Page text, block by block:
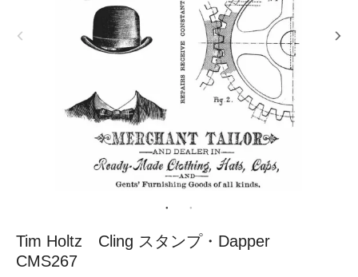
Tim Holtz Cling スタンプ・Dapper
CMS267